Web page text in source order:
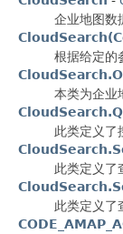
企业地图数
根据给定的
本类为企业
此类定义了
此类定义了
此类定义了